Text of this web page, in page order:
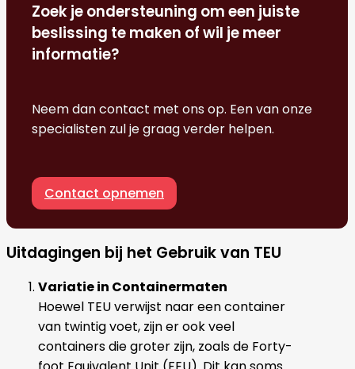
Zoek je ondersteuning om een juiste
beslissing te maken of wil je meer
informatie?
Neem dan contact met ons op. Een van onze
specialisten zul je graag verder helpen.
Contact opnemen
Uitdagingen bij het Gebruik van TEU
Variatie in Containermaten
Hoewel TEU verwijst naar een container
van twintig voet, zijn er ook veel
containers die groter zijn, zoals de Forty-